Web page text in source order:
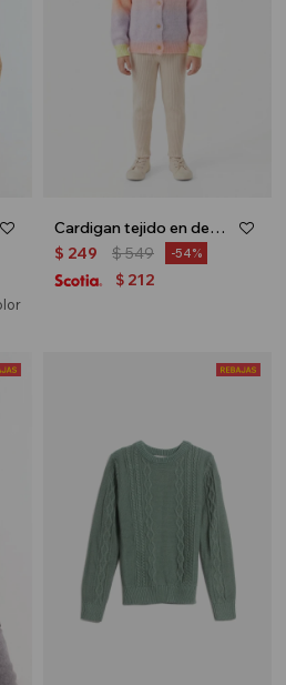
Cardigan tejido en degradé - Rosa
$ 249 $549 54
$ 212